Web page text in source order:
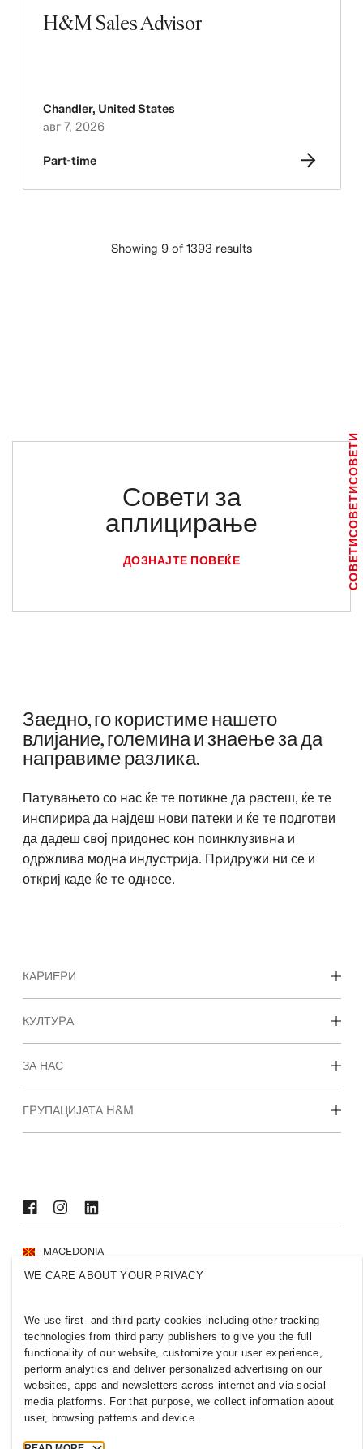
H&M Sales Advisor
Chandler, United States
авг 7, 2026
Part-time
Showing 9 of 1393 results
Совети за
аплицирање
ДОЗНАЈТЕ ПОВЕЌЕ СОВЕТИ
СОВЕТИ
СОВЕТИ
Заедно, го користиме нашето
влијание, големина и знаење за да
направиме разлика.
Патувањето со нас ќе те потикне да растеш, ќе те
инспирира да најдеш нови патеки и ќе те подготви
да дадеш свој придонес кон поинклузивна и
одржлива модна индустрија. Придружи ни се и
откриј каде ќе те однесе.
КАРИЕРИ
Откријте ги нашите области на работење
КУЛТУРА
Нашата култура и придобивките
ЗА НАС
Кои сме ние
ГРУПАЦИЈАТА H&M
MACEDONIA
H&M.com
2026 H & M Hennes and Mauritz AB.
WE CARE ABOUT YOUR PRIVACY
We use first- and third-party cookies including other tracking
technologies from third party publishers to give you the full
functionality of our website, customize your user experience,
perform analytics and deliver personalized advertising on our
websites, apps and newsletters across internet and via social
media platforms. For that purpose, we collect information about
user, browsing patterns and device.